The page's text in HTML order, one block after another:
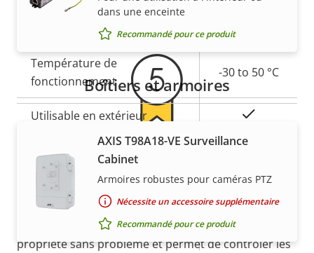
Stockage local (fente pour
carte mémoire)
Température de
fonctionnement
-30 to 50 °C
Utilisable en extérieur
Indice de protection contre
le vandalisme
Indice de protection IP IP66, IP67
Développement durable
dans une enceinte
Recommandé pour ce produit
Boîtiers et armoires
AXIS T98A18-VE Surveillance
Cabinet
Armoires robustes pour caméras PTZ
Nécessite un accessoire supplémentaire
Recommandé pour ce produit
Garantie
5 ans de garantie pour plus
de tranquillité d'esprit
Notre nouvelle garantie de 5 ans offre des années de
propriété sans problème et permet de contrôler les